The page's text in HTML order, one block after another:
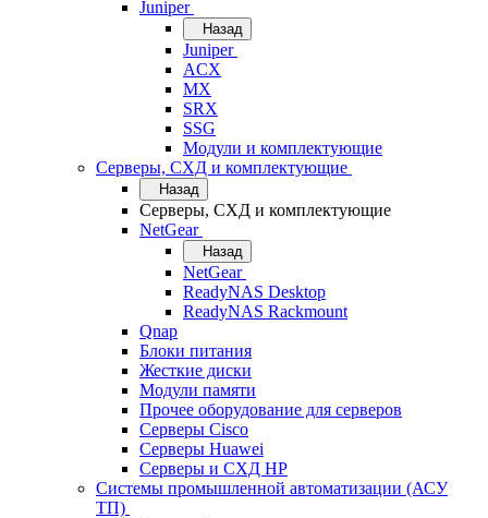
Juniper
Назад
Juniper
ACX
MX
SRX
SSG
Модули и комплектующие
Серверы, СХД и комплектующие
Назад
Серверы, СХД и комплектующие
NetGear
Назад
NetGear
ReadyNAS Desktop
ReadyNAS Rackmount
Qnap
Блоки питания
Жесткие диски
Модули памяти
Прочее оборудование для серверов
Серверы Cisco
Серверы Huawei
Серверы и СХД HP
Системы промышленной автоматизации (АСУ
ТП)